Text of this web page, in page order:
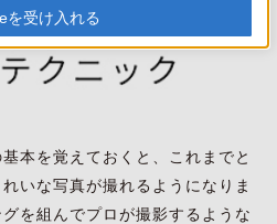
本を覚えておくと、これまでと
いな写真が撮れるようになりま
を組んでプロが撮影するような
を受け入れる